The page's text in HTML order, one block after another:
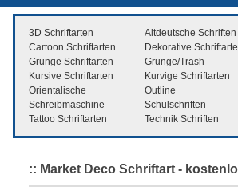
3D Schriftarten Altdeutsche Schriften
Cartoon Schriftarten
Dekorative
Grunge Schriftarten
Grunge/Trash
Kursive Schriftarten
Kurvige Schriftarten
Orientalische
Outline
Schreibmaschine
Schulschriften
Tattoo Schriftarten
Technik Schriften
:: Market Deco Schriftart -